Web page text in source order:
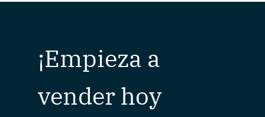
¡Empieza a
vender hoy